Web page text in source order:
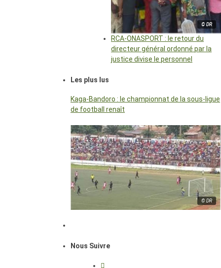
© DR
RCA-ONASPORT : le retour du
directeur général ordonné par la
justice divise le personnel
Les plus lus
Kaga-Bandoro : le championnat de la sous-ligue
de football renaît
© DR
Nous Suivre